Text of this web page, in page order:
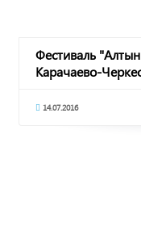
Фестиваль
Карачаево-
14.07.2016